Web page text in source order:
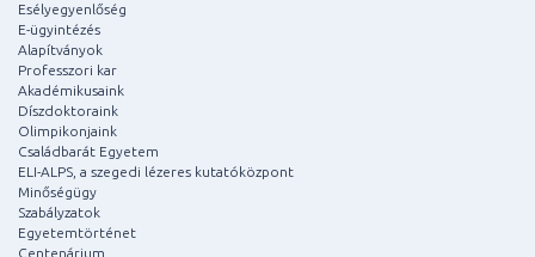
Esélyegyenlőség
E-ügyintézés
Alapítványok
Professzori kar
Akadémikusaink
Díszdoktoraink
Olimpikonjaink
Családbarát Egyetem
ELI-ALPS, a szegedi lézeres kutatóközpont
Minőségügy
Szabályzatok
Egyetemtörténet
Centenárium